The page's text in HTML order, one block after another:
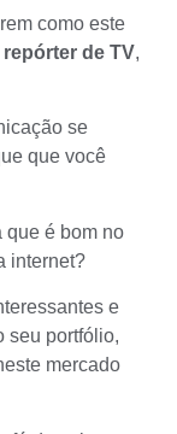
como este
repórter de TV,
se
que você
que é bom no
internet?
e
seu portfólio,
mercado